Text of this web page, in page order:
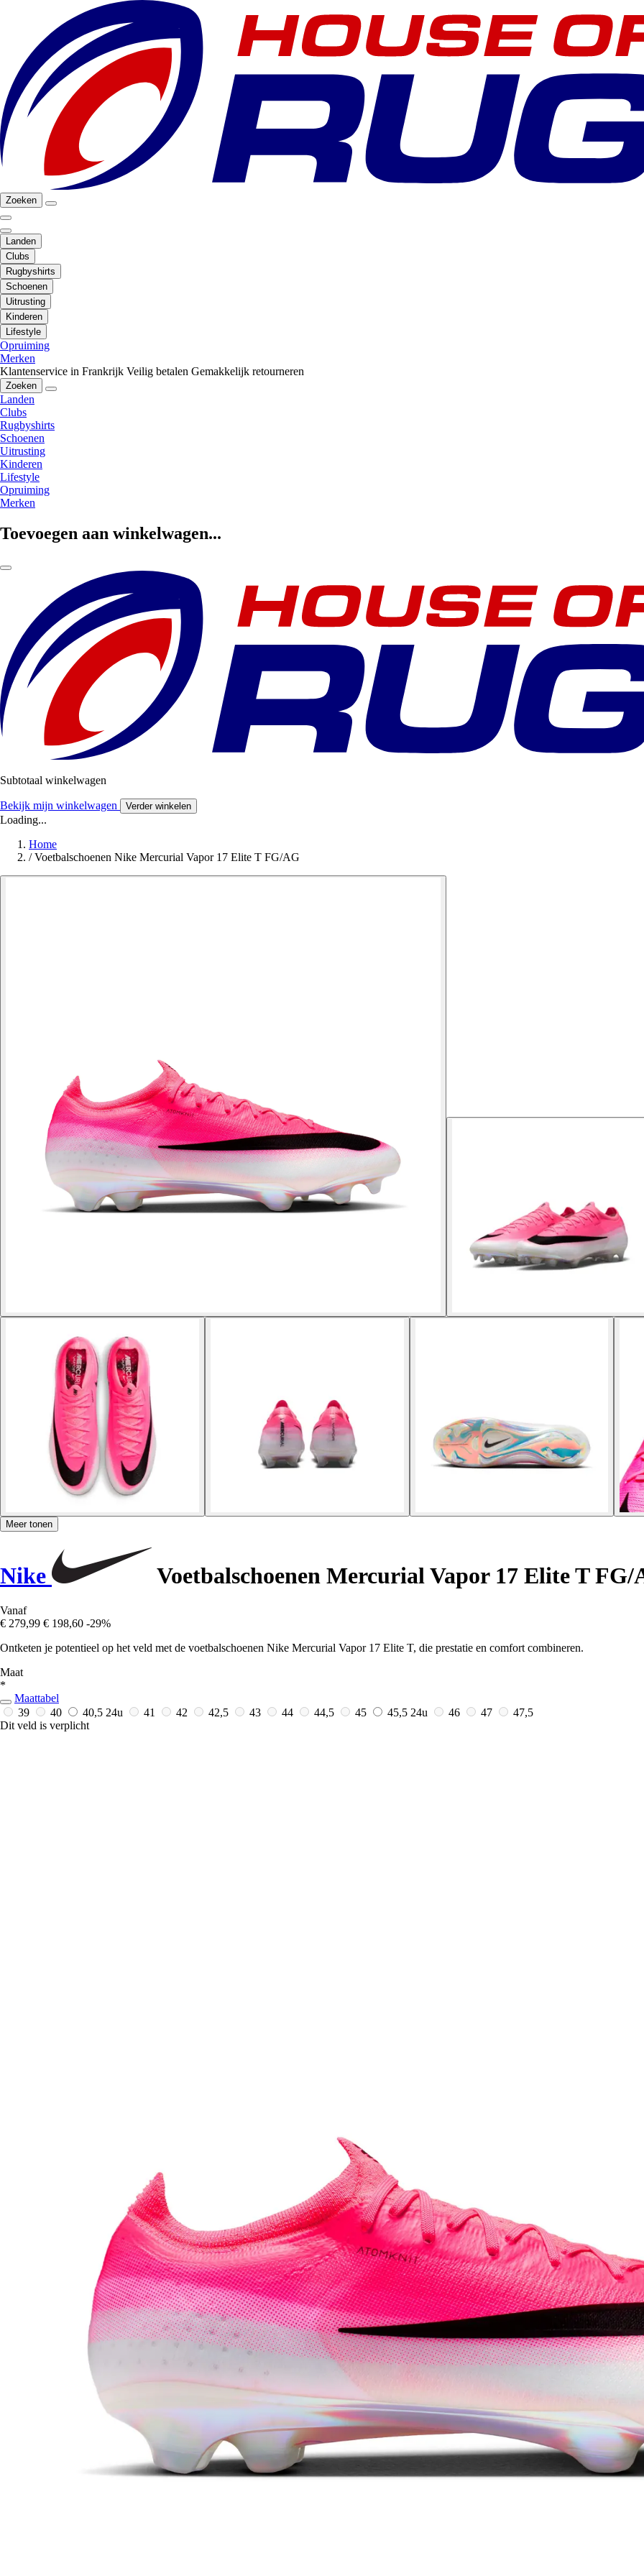
Zoeken
Landen
Clubs
Rugbyshirts
Schoenen
Uitrusting
Kinderen
Lifestyle
Opruiming
Merken
Klantenservice in Frankrijk Veilig betalen Gemakkelijk retourneren
Zoeken
Landen
Clubs
Rugbyshirts
Schoenen
Uitrusting
Kinderen
Lifestyle
Opruiming
Merken
Toevoegen aan winkelwagen...
Subtotaal winkelwagen
Bekijk mijn winkelwagen Verder winkelen
Loading...
Home
/ Voetbalschoenen Nike Mercurial Vapor 17 Elite T FG/AG
Meer tonen
Nike Voetbalschoenen Mercurial Vapor 17 Elite T FG/
Vanaf
€ 279,99 € 198,60 -29%
Ontketen je potentieel op het veld met de voetbalschoenen Nike Mercurial Vapor 17 Elite T, die prestatie en comfort combineren.
Maat
*
Maattabel
39
40 40,5 24u 41 42 42,5 43 44 44,5 45 45,5 24u 46 47
47,5
Dit veld is verplicht